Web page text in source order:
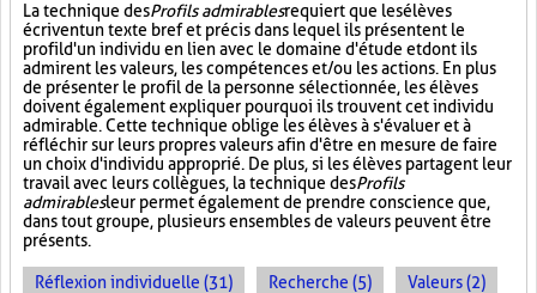
La technique desProfils admirablesrequiert que les élèves
écrivent un texte bref et précis dans lequel ils présentent le
profil d'un individu en lien avec le domaine d'étude et dont ils
admirent les valeurs, les compétences et/ou les actions. En plus
de présenter le profil de la personne sélectionnée, les élèves
doivent également expliquer pourquoi ils trouvent cet individu
admirable. Cette technique oblige les élèves à s'évaluer et à
réfléchir sur leurs propres valeurs afin d'être en mesure de faire
un choix d'individu approprié. De plus, si les élèves partagent leur
travail avec leurs collègues, la technique desProfils
admirablesleur permet également de prendre conscience que,
dans tout groupe, plusieurs ensembles de valeurs peuvent être
présents.
Réflexion individuelle (31) Recherche (5) Valeurs (2)